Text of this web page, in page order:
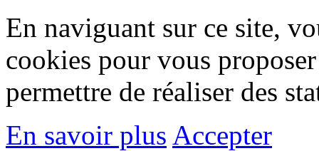
En naviguant sur ce site,
cookies pour vous
permettre de réaliser des
En savoir plus Accepter